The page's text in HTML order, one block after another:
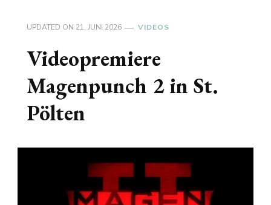
UPDATED ON 21. JUNI 2026 VIDEOS
Videopremiere
Magenpunch 2 in St.
Pölten